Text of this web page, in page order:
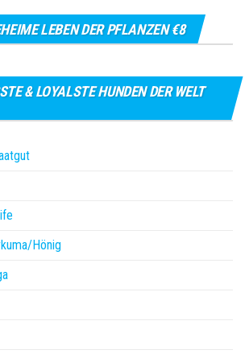
LEBEN DER PFLANZEN €8
& LOYALSTE HUNDEN DER WELT
Hönig